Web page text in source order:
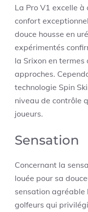
La Pro V1 excelle
confort
douce housse en
expérimentés
la Srixon en termes
approches.
technologie Spin
niveau de contrôle
joueurs.
Sensation
Concernant la
louée pour sa
sensation agréable
golfeurs qui